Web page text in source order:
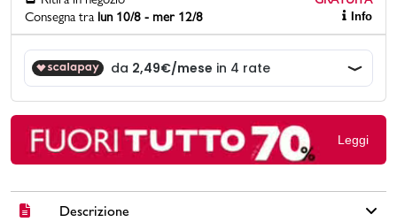
Gift card
Consegna tra lun 10/8 - mer 12/8 Info
Leggi
Descrizione